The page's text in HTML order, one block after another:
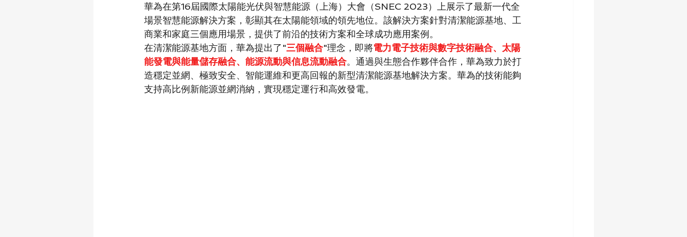
華為在第16屆國際太陽能光伏與智慧能源（上海）大會（SNEC 2023）上展示了最新一代全
場景智慧能源解決方案，彰顯其在太陽能領域的領先地位。該解決方案針對清潔能源基地、工
商業和家庭三個應用場景，提供了前沿的技術方案和全球成功應用案例。
在清潔能源基地方面，華為提出了"三個融合"理念，即將電力電子技術與數字技術融合、太陽
能發電與能量儲存融合、能源流動與信息流動融合。通過與生態合作夥伴合作，華為致力於打
造穩定並網、極致安全、智能運維和更高回報的新型清潔能源基地解決方案。華為的技術能夠
支持高比例新能源並網消納，實現穩定運行和高效發電。